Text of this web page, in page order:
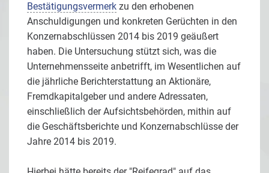
Bestätigungsvermerk zu den erhobenen
Anschuldigungen und konkreten Gerüchten in den
Konzernabschlüssen 2014 bis 2019 geäußert
haben. Die Untersuchung stützt sich, was die
Unternehmensseite anbetrifft, im Wesentlichen auf
die jährliche Berichterstattung an Aktionäre,
Fremdkapitalgeber und andere Adressaten,
einschließlich der Aufsichtsbehörden, mithin auf
die Geschäftsberichte und Konzernabschlüsse der
Jahre 2014 bis 2019.